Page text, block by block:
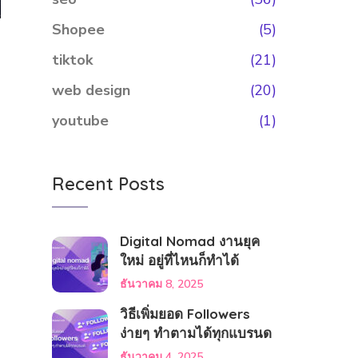
Shopee
(5)
tiktok
(21)
web design
(20)
youtube
(1)
Recent Posts
Digital Nomad งานยุค
ใหม่ อยู่ที่ไหนก็ทำได้
ธันวาคม 8, 2025
วิธีเพิ่มยอด Followers
ง่ายๆ ทำตามได้ทุกแบรนด